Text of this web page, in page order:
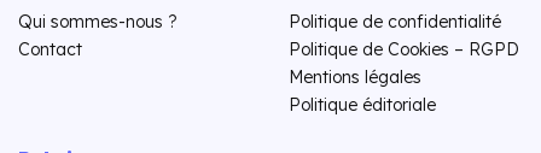
Qui sommes-nous ?
Contact
Politique de confidentialité
Politique de Cookies – RGPD
Mentions légales
Politique éditoriale